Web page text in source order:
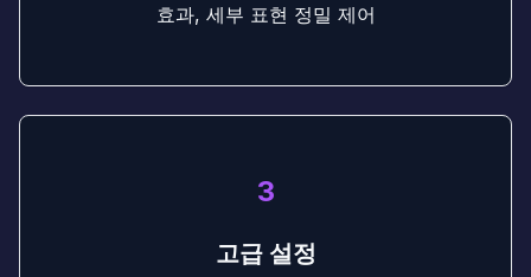
효과, 세부 표현 정밀 제어
3
고급 설정